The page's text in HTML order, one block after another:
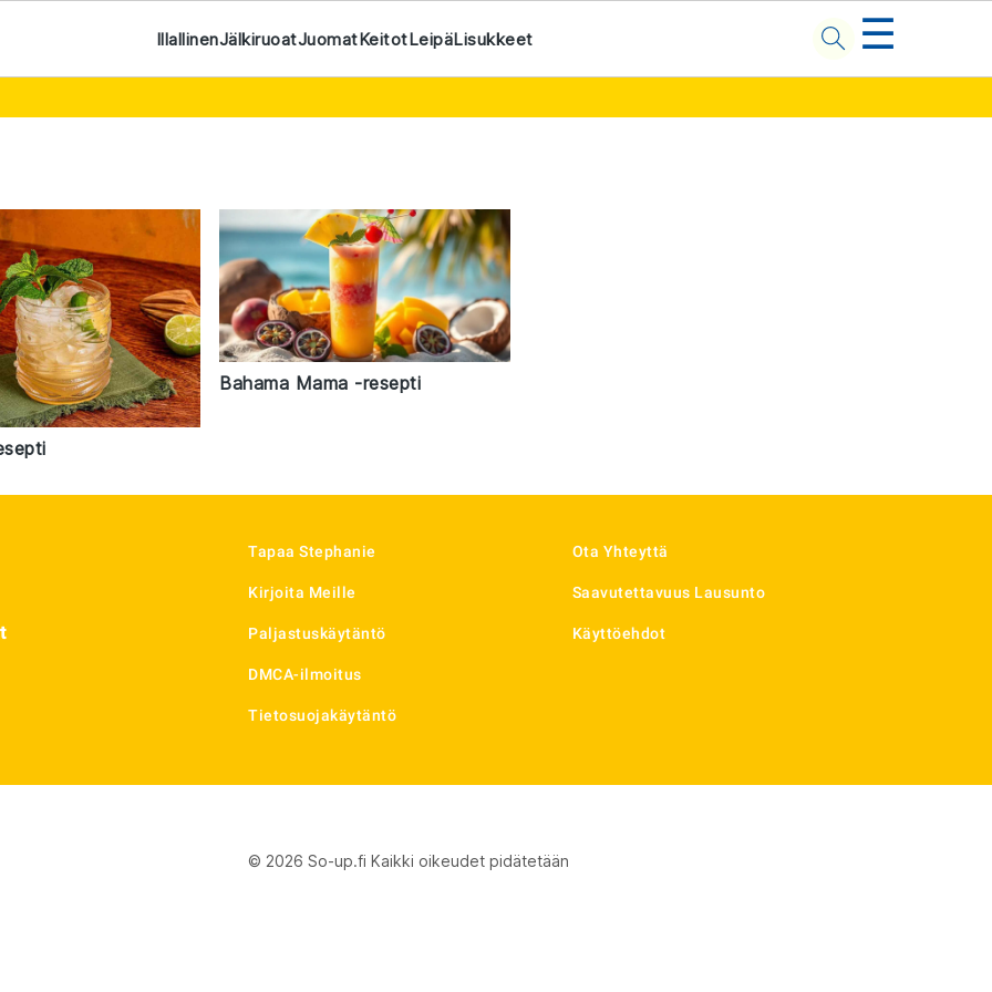
IllallinenJälkiruoatJuomatKeitotLeipäLisukkeet ☰
Bahama Mama -resepti
Tapaa Stephanie
Kirjoita Meille
Paljastuskäytäntö
DMCA-ilmoitus
Tietosuojakäytäntö
Ota Yhteyttä
Saavutettavuus Lausunto
Käyttöehdot
© 2026 So-up.fi Kaikki oikeudet pidätetään